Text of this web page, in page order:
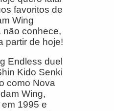
favoritos de
Wing
não conhece,
partir de hoje!
Endless duel
Kido Senki
como Nova
Wing,
1995 e